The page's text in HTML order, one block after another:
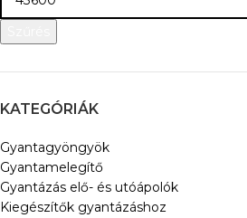
KATEGÓRIÁK
Gyantagyöngyök
Gyantamelegítő
Gyantázás elő- és utóápolók
Kiegészítők gyantázáshoz